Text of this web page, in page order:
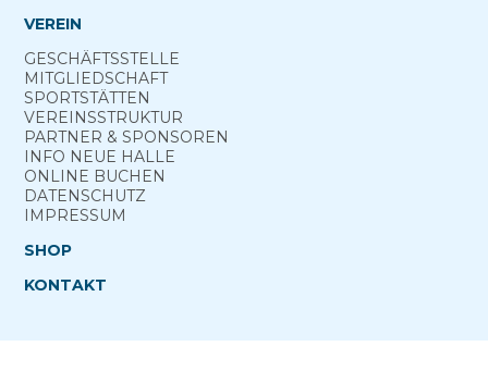
VEREIN
GESCHÄFTSSTELLE
MITGLIEDSCHAFT
SPORTSTÄTTEN
VEREINSSTRUKTUR
PARTNER & SPONSOREN
INFO NEUE HALLE
ONLINE­ BUCHEN
DATENSCHUTZ
IMPRESSUM
SHOP
KONTAKT